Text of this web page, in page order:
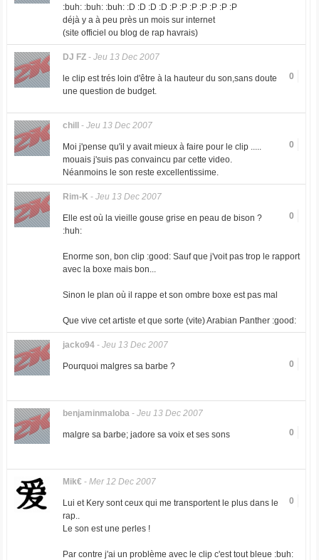
:buh: :buh: :buh: :D :D :D :D :P :P :P :P :P :P :P
déjà y a à peu près un mois sur internet
(site officiel ou blog de rap havrais)
DJ FZ- Jeu 13 Dec 2007
0
le clip est trés loin d'être à la hauteur du son,sans doute
une question de budget.
chill - Jeu 13 Dec 2007
0
Moi j'pense qu'il y avait mieux à faire pour le clip .....
mouais j'suis pas convaincu par cette video.
Néanmoins le son reste excellentissime.
Rim-K - Jeu 13 Dec 2007
0
Elle est où la vieille gouse grise en peau de bison ?
:huh:
Enorme son, bon clip :good: Sauf que j'voit pas trop le rapport
avec la boxe mais bon...
Sinon le plan où il rappe et son ombre boxe est pas mal
Que vive cet artiste et que sorte (vite) Arabian Panther :good:
jacko94- Jeu 13 Dec 2007
0
Pourquoi malgres sa barbe ?
benjaminmaloba- Jeu 13 Dec 2007
0
malgre sa barbe; jadore sa voix et ses sons
Mik€- Mer 12 Dec 2007
0
Lui et Kery sont ceux qui me transportent le plus dans le
rap..
Le son est une perles !
Par contre j'ai un problème avec le clip c'est tout bleue :buh: